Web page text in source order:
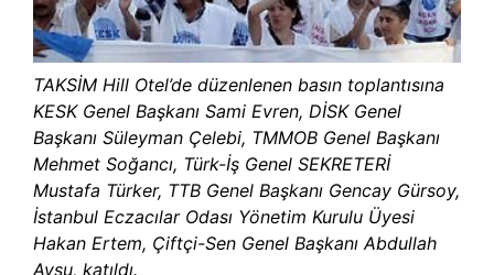
TAKSİM Hill Otel’de düzenlenen basın toplantısına
KESK Genel Başkanı Sami Evren, DİSK Genel
Başkanı Süleyman Çelebi, TMMOB Genel Başkanı
Mehmet Soğancı, Türk-İş Genel SEKRETERİ
Mustafa Türker, TTB Genel Başkanı Gencay Gürsoy,
İstanbul Eczacılar Odası Yönetim Kurulu Üyesi
Hakan Ertem, Çiftçi-Sen Genel Başkanı Abdullah
Aysu, katıldı.